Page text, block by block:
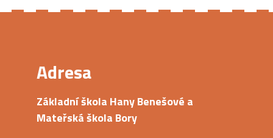
Adresa
Základní škola Hany Benešové a
Mateřská škola Bory